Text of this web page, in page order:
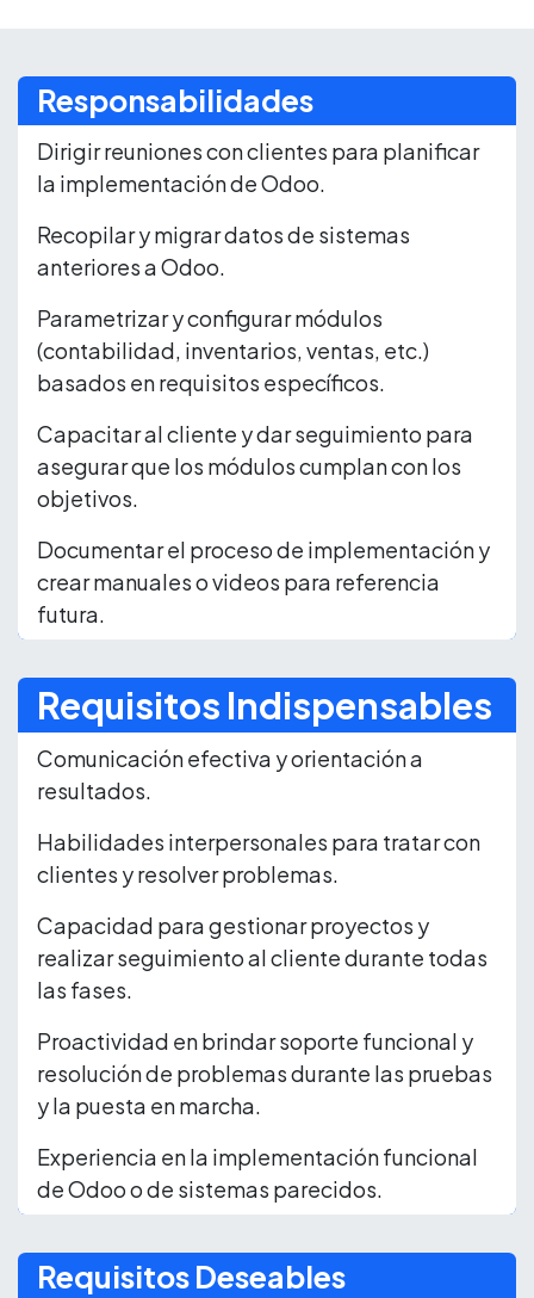
Responsabilidades
Dirigir reuniones con clientes para planificar
la implementación de Odoo.
Recopilar y migrar datos de sistemas
anteriores a Odoo.
Parametrizar y configurar módulos
(contabilidad, inventarios, ventas, etc.)
basados en requisitos específicos.
Capacitar al cliente y dar seguimiento para
asegurar que los módulos cumplan con los
objetivos.
Documentar el proceso de implementación y
crear manuales o videos para referencia
futura.
Requisitos Indispensables
Comunicación efectiva y orientación a
resultados.
Habilidades interpersonales para tratar con
clientes y resolver problemas.
Capacidad para gestionar proyectos y
realizar seguimiento al cliente durante todas
las fases.
Proactividad en brindar soporte funcional y
resolución de problemas durante las pruebas
y la puesta en marcha.
Experiencia en la implementación funcional
de Odoo o de sistemas parecidos.
Requisitos Deseables